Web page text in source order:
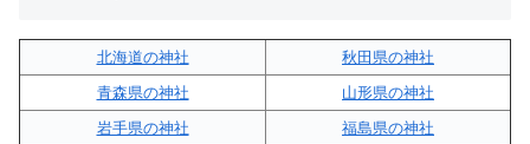
北海道の神社
秋田県の神社
青森県の神社
山形県の神社
岩手県の神社
福島県の神社